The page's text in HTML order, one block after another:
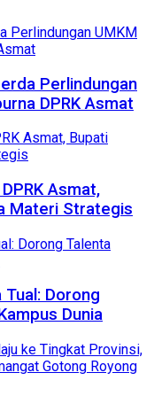
Perlindungan
DPRK Asmat
Asmat,
Materi Strategis
Dorong
Dunia